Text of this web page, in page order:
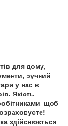
для дому,
ручний
у нас в
Якість
щоб
здійснюється